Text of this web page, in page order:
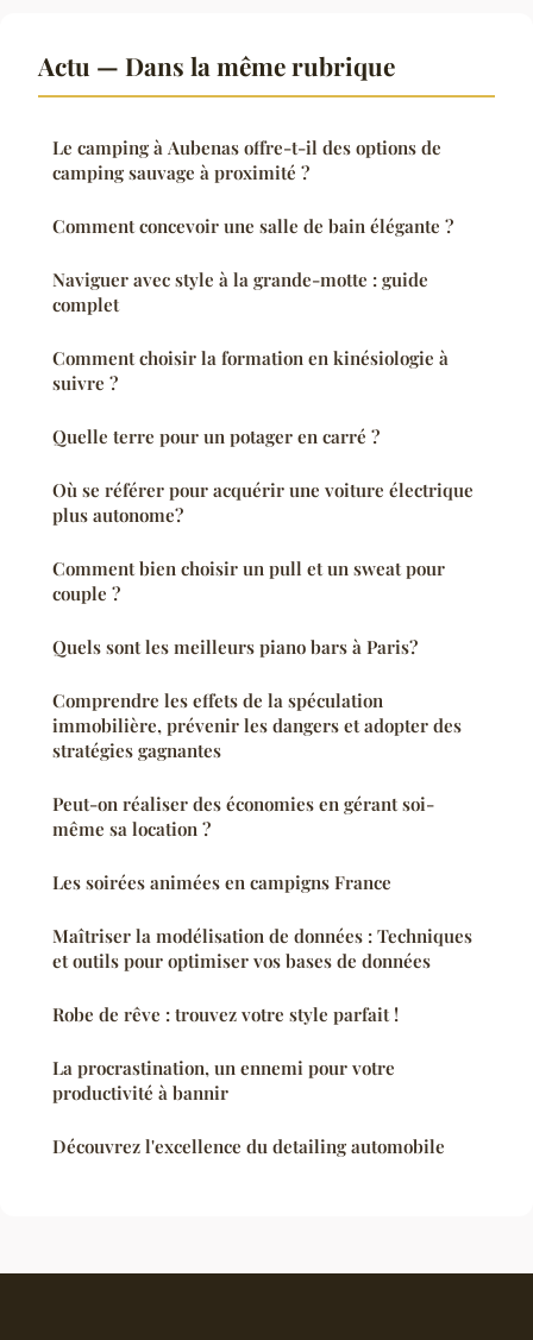
Actu — Dans la même rubrique
Le camping à Aubenas offre-t-il des options de
camping sauvage à proximité ?
Comment concevoir une salle de bain élégante ?
Naviguer avec style à la grande-motte : guide
complet
Comment choisir la formation en kinésiologie à
suivre ?
Quelle terre pour un potager en carré ?
Où se référer pour acquérir une voiture électrique
plus autonome?
Comment bien choisir un pull et un sweat pour
couple ?
Quels sont les meilleurs piano bars à Paris?
Comprendre les effets de la spéculation
immobilière, prévenir les dangers et adopter des
stratégies gagnantes
Peut-on réaliser des économies en gérant soi-
même sa location ?
Les soirées animées en campigns France
Maîtriser la modélisation de données : Techniques
et outils pour optimiser vos bases de données
Robe de rêve : trouvez votre style parfait !
La procrastination, un ennemi pour votre
productivité à bannir
Découvrez l'excellence du detailing automobile